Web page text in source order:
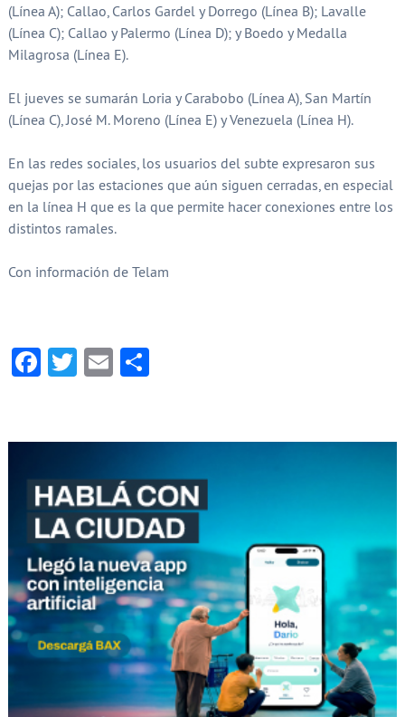
(Línea A); Callao, Carlos Gardel y Dorrego (Línea B); Lavalle
(Línea C); Callao y Palermo (Línea D); y Boedo y Medalla
Milagrosa (Línea E).
El jueves se sumarán Loria y Carabobo (Línea A), San Martín
(Línea C), José M. Moreno (Línea E) y Venezuela (Línea H).
En las redes sociales, los usuarios del subte expresaron sus
quejas por las estaciones que aún siguen cerradas, en especial
en la línea H que es la que permite hacer conexiones entre los
distintos ramales.
Con información de Telam
Facebook
Twitter
EmailCompartir